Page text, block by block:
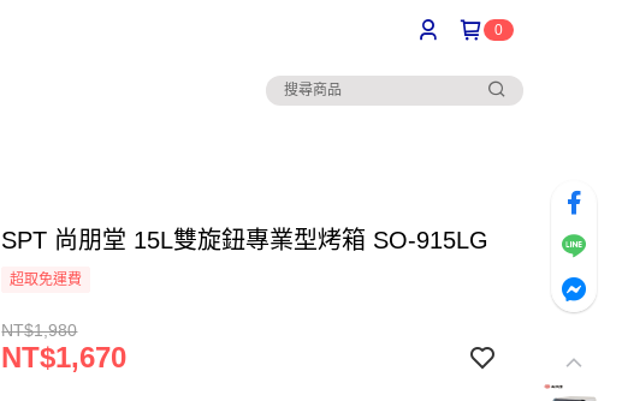
0
SPT 尚朋堂 15L雙旋鈕專業型烤箱 SO-915LG
超取免運費
NT$1,980
NT$1,670